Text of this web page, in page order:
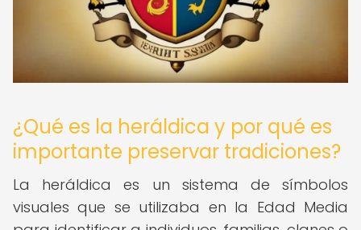
¿Qué es la heráldica y por qué es
importante preservar tradiciones?
La heráldica es un sistema de símbolos
visuales que se utilizaba en la Edad Media